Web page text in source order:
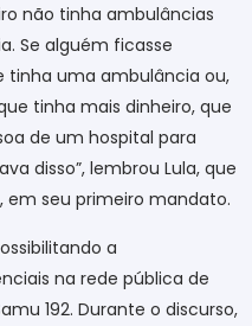
não tinha ambulâncias
Se alguém ficasse
tinha uma ambulância ou,
tinha mais dinheiro, que
de um hospital para
disso”, lembrou Lula, que
em seu primeiro mandato.
a
na rede pública de
192. Durante o discurso,